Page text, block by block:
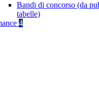
Bandi di concorso (da
tabelle)
4